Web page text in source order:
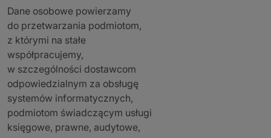
Dane osobowe powierzamy
do przetwarzania podmiotom,
z którymi na stałe
współpracujemy,
w szczególności dostawcom
odpowiedzialnym za obsługę
systemów informatycznych,
podmiotom świadczącym usługi
księgowe, prawne, audytowe,